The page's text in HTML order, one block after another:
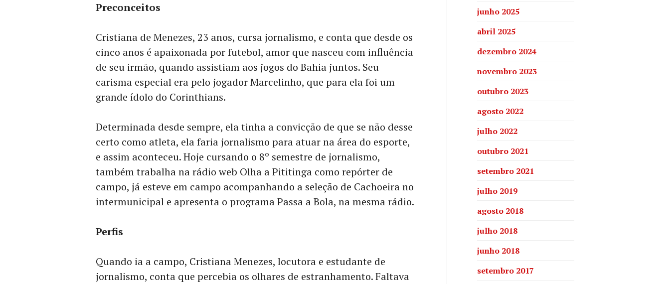
Preconceitos
Cristiana de Menezes, 23 anos, cursa jornalismo, e conta que desde os
cinco anos é apaixonada por futebol, amor que nasceu com influência
de seu irmão, quando assistiam aos jogos do Bahia juntos. Seu
carisma especial era pelo jogador Marcelinho, que para ela foi um
grande ídolo do Corinthians.
Determinada desde sempre, ela tinha a convicção de que se não desse
certo como atleta, ela faria jornalismo para atuar na área do esporte,
e assim aconteceu. Hoje cursando o 8º semestre de jornalismo,
também trabalha na rádio web Olha a Pititinga como repórter de
campo, já esteve em campo acompanhando a seleção de Cachoeira no
intermunicipal e apresenta o programa Passa a Bola, na mesma rádio.
Perfis
Quando ia a campo, Cristiana Menezes, locutora e estudante de
jornalismo, conta que percebia os olhares de estranhamento. Faltava
junho 2025
abril 2025
dezembro 2024
novembro 2023
outubro 2023
agosto 2022
julho 2022
outubro 2021
setembro 2021
julho 2019
agosto 2018
julho 2018
junho 2018
setembro 2017